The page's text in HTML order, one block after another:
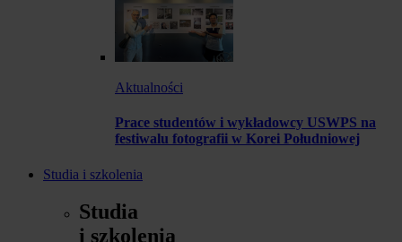
Aktualności
Prace studentów i wykładowcy USWPS na
festiwalu fotografii w Korei Południowej
Studia i szkolenia
Studia
i szkolenia